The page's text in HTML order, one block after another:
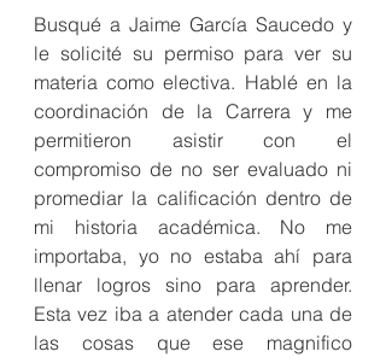
Busqué a Jaime García Saucedo y
le solicité su permiso para ver su
materia como electiva. Hablé en la
coordinación de la Carrera y me
permitieron asistir con el
compromiso de no ser evaluado ni
promediar la calificación dentro de
mi historia académica. No me
importaba, yo no estaba ahí para
llenar logros sino para aprender.
Esta vez iba a atender cada una de
las cosas que ese magnifico